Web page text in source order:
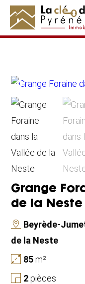
" />
Grange
de la Neste
Beyrède-
de la Neste
85m²
2pièces